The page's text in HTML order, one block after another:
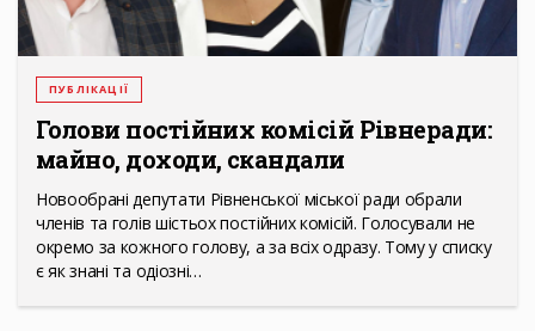
ПУБЛІКАЦІЇ
Голови постійних комісій Рівнеради:
майно, доходи, скандали
Новообрані депутати Рівненської міської ради обрали
членів та голів шістьох постійних комісій. Голосували не
окремо за кожного голову, а за всіх одразу. Тому у списку
є як знані та одіозні…